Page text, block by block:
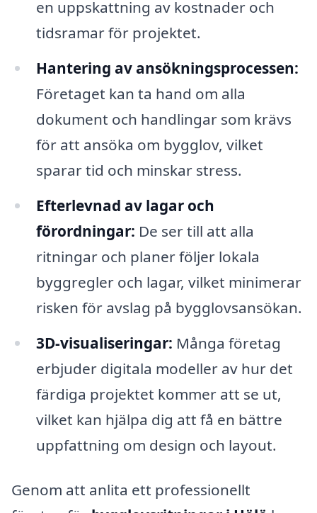
en uppskattning av kostnader och
tidsramar för projektet.
Hantering av ansökningsprocessen:
Företaget kan ta hand om alla
dokument och handlingar som krävs
för att ansöka om bygglov, vilket
sparar tid och minskar stress.
Efterlevnad av lagar och
förordningar: De ser till att alla
ritningar och planer följer lokala
byggregler och lagar, vilket minimerar
risken för avslag på bygglovsansökan.
3D-visualiseringar: Många företag
erbjuder digitala modeller av hur det
färdiga projektet kommer att se ut,
vilket kan hjälpa dig att få en bättre
uppfattning om design och layout.
Genom att anlita ett professionellt